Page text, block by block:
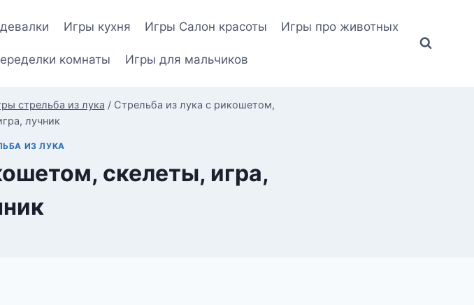
Игры кухня Игры Салон красоты Игры про животных
комнаты Игры для мальчиков
стрельба из лука / Стрельба из лука с рикошетом,
лучник
ИЗ ЛУКА
скелеты, игра,